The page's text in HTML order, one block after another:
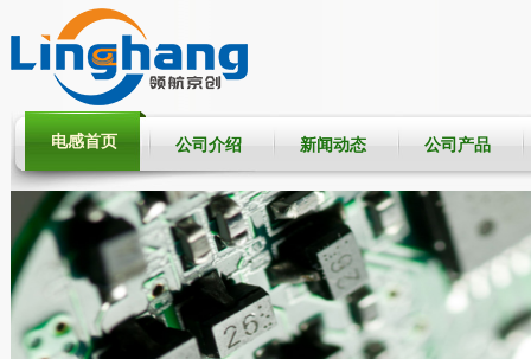
电感首页 公司介绍 新闻动态 公司产品